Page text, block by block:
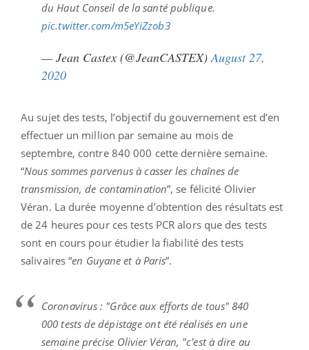
du Haut Conseil de la santé publique.
pic.twitter.com/m5eYiZzob3
— Jean Castex (@JeanCASTEX)August 27,
2020
Au sujet des tests, l’objectif du gouvernement est d’en
effectuer un million par semaine au mois de
septembre, contre 840 000 cette dernière semaine.
“Nous sommes parvenus à casser les chaînes de
transmission, de contamination”, se félicité Olivier
Véran. La durée moyenne d’obtention des résultats est
de 24 heures pour ces tests PCR alors que des tests
sont en cours pour étudier la fiabilité des tests
salivaires “en Guyane et à Paris”.
Coronavirus : "Grâce aux efforts de tous" 840
000 tests de dépistage ont été réalisés en une
semaine précise Olivier Véran, "c'est à dire au